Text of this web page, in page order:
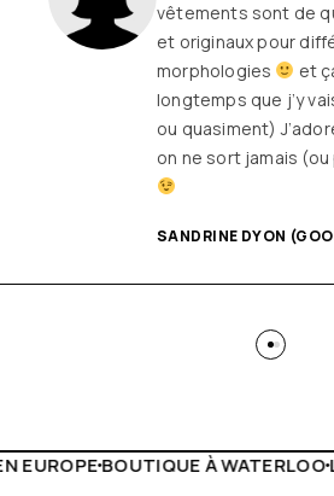
vêtements sont de
et originaux pour
morphologies
et
longtemps que j’y
ou quasiment)
on ne sort jamais
SANDRINE DYON
LIVRAISON GRATUITE À